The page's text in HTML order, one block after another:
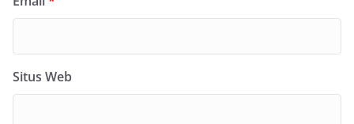
Situs Web